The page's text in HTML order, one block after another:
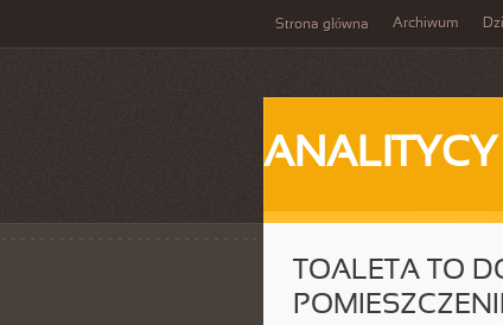
Strona główna Archiwum
ANALITYCY
TOALETA TO